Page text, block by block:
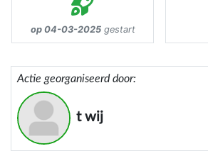
op 04-03-2025gestart
Actie georganiseerd door:
t wij